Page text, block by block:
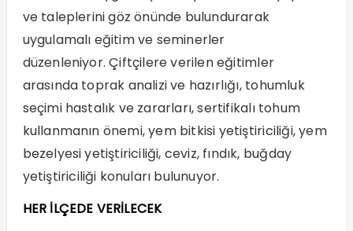
ve taleplerini göz önünde bulundurarak
uygulamalı eğitim ve seminerler
düzenleniyor. Çiftçilere verilen eğitimler
arasında toprak analizi ve hazırlığı, tohumluk
seçimi hastalık ve zararları, sertifikalı tohum
kullanmanın önemi, yem bitkisi yetiştiriciliği, yem
bezelyesi yetiştiriciliği, ceviz, fındık, buğday
yetiştiriciliği konuları bulunuyor.
HER İLÇEDE VERİLECEK